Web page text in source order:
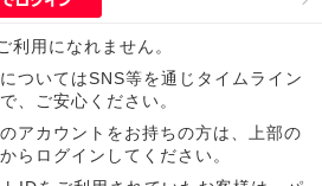
用になれません。
ついてはSNS等を通じタイムライン
、ご安心ください。
アカウントをお持ちの方は、上部の
らログインしてください。